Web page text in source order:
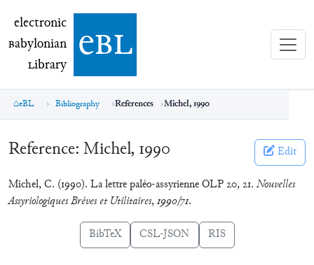
electronic Babylonian Library (eBL)
electronic
Babylonian
Library ebl
eBL Bibliography References Michel, 1990
Reference: Michel, 1990 Edit
Michel, C. (1990). La lettre paléo-assyrienne OLP 20, 21. Nouvelles
Assyriologiques Brèves et Utilitaires,1990/71.
BibTeX CSL-JSON RIS